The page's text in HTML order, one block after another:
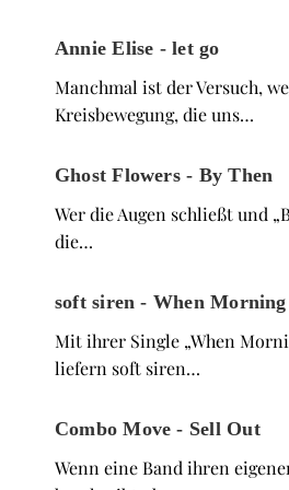
Annie Elise - let go
Manchmal ist der Versuch,
Kreisbewegung, die uns…
Ghost Flowers - By Then
Wer die Augen schließt und
die…
soft siren - When
Mit ihrer Single „When
liefern soft siren…
Combo Move - Sell Out
Wenn eine Band ihren